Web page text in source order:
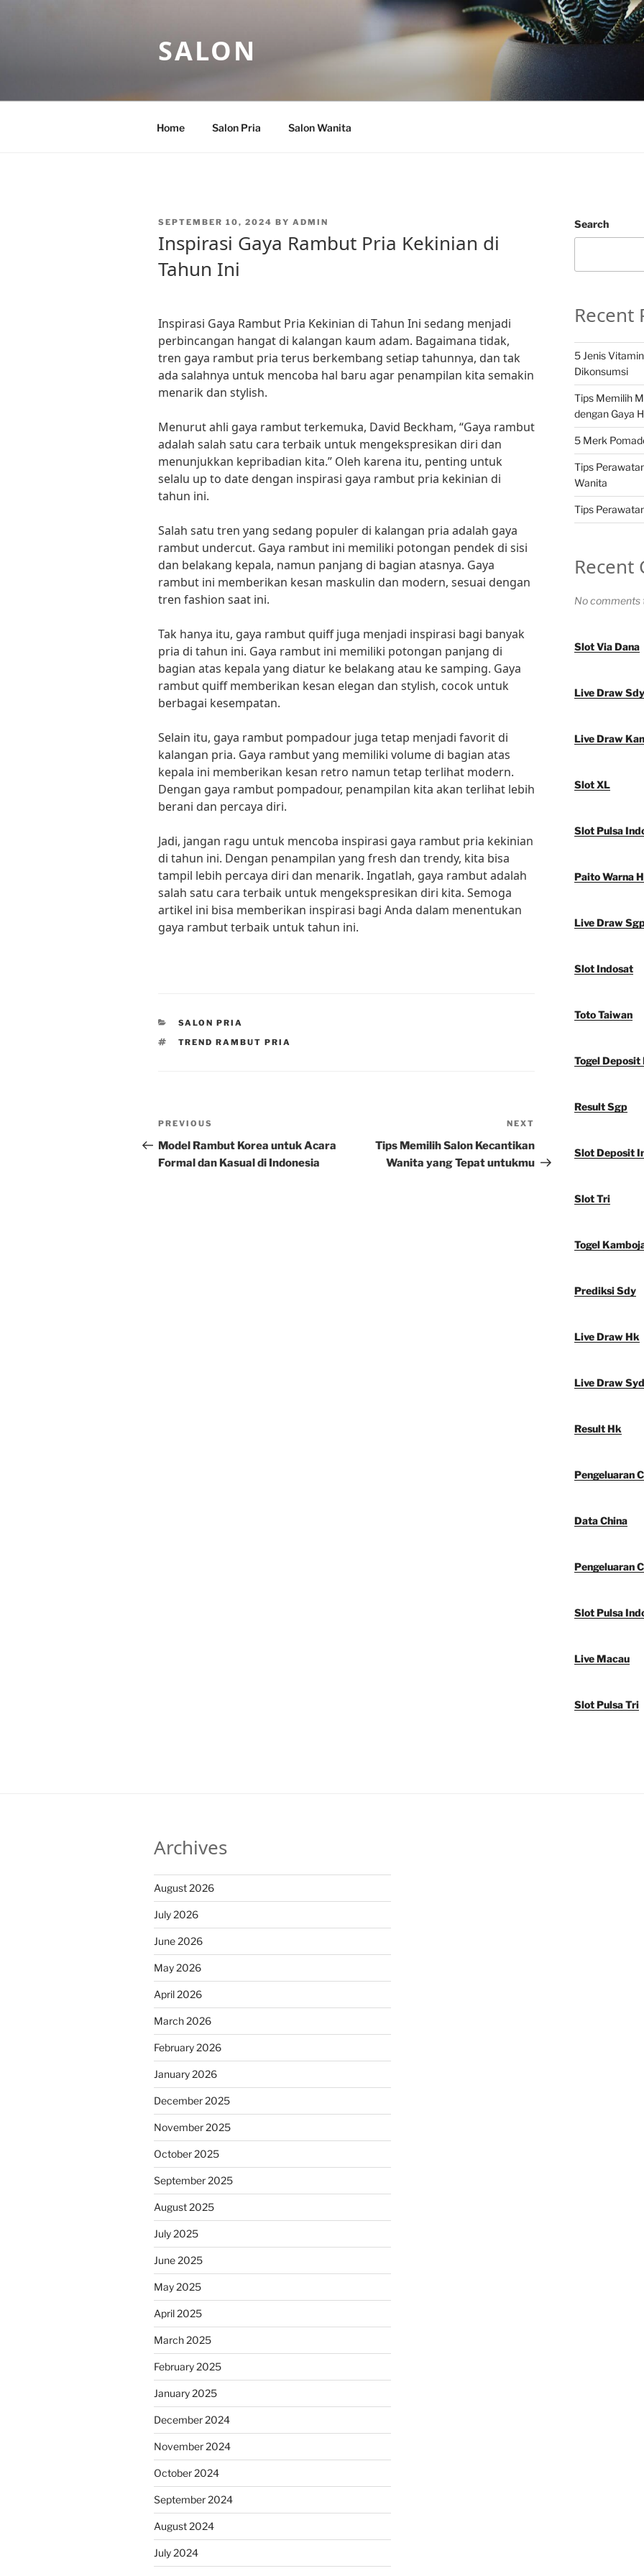
SALON
Home Salon Pria Salon Wanita
POSTED
SEPTEMBER 10, 2024 BY ADMIN
Inspirasi Gaya Rambut Pria Kekinian di
Tahun Ini
Inspirasi Gaya Rambut Pria Kekinian di Tahun Ini sedang menjadi
perbincangan hangat di kalangan kaum adam. Bagaimana tidak,
tren gaya rambut pria terus berkembang setiap tahunnya, dan tak
ada salahnya untuk mencoba hal baru agar penampilan kita semakin
menarik dan stylish.
Menurut ahli gaya rambut terkemuka, David Beckham, “Gaya rambut
adalah salah satu cara terbaik untuk mengekspresikan diri dan
menunjukkan kepribadian kita.” Oleh karena itu, penting untuk
selalu up to date dengan inspirasi gaya rambut pria kekinian di
tahun ini.
Salah satu tren yang sedang populer di kalangan pria adalah gaya
rambut undercut. Gaya rambut ini memiliki potongan pendek di sisi
dan belakang kepala, namun panjang di bagian atasnya. Gaya
rambut ini memberikan kesan maskulin dan modern, sesuai dengan
tren fashion saat ini.
Tak hanya itu, gaya rambut quiff juga menjadi inspirasi bagi banyak
pria di tahun ini. Gaya rambut ini memiliki potongan panjang di
bagian atas kepala yang diatur ke belakang atau ke samping. Gaya
rambut quiff memberikan kesan elegan dan stylish, cocok untuk
berbagai kesempatan.
Selain itu, gaya rambut pompadour juga tetap menjadi favorit di
kalangan pria. Gaya rambut yang memiliki volume di bagian atas
kepala ini memberikan kesan retro namun tetap terlihat modern.
Dengan gaya rambut pompadour, penampilan kita akan terlihat lebih
berani dan percaya diri.
Jadi, jangan ragu untuk mencoba inspirasi gaya rambut pria kekinian
di tahun ini. Dengan penampilan yang fresh dan trendy, kita bisa
tampil lebih percaya diri dan menarik. Ingatlah, gaya rambut adalah
salah satu cara terbaik untuk mengekspresikan diri kita. Semoga
artikel ini bisa memberikan inspirasi bagi Anda dalam menentukan
gaya rambut terbaik untuk tahun ini.
CATEGORIES
SALON PRIA
TAGS
TREND RAMBUT PRIA
Post
navigation
Previous
Post
PREVIOUS
Model Rambut Korea untuk Acara
Formal dan Kasual di Indonesia
Post
NEXT
Tips Memilih Salon Kecantikan
Wanita yang Tepat untukmu
Search
Recent
5 Jenis
Dikonsumsi
Tips Memilih
dengan Gaya
5 Merk
Tips
Wanita
Tips
Recent
No comments
Slot Via Dana
Live Draw Sdy
Live Draw
Slot XL
Slot Pulsa
Paito Warna
Live Draw
Slot Indosat
Toto Taiwan
Togel Deposit
Result Sgp
Slot Deposit
Slot Tri
Togel
Prediksi Sdy
Live Draw Hk
Live Draw
Result Hk
Pengeluaran
Data China
Pengeluaran
Slot Pulsa
Live Macau
Slot Pulsa Tri
Archives
August 2026
July 2026
June 2026
May 2026
April 2026
March 2026
February 2026
January 2026
December 2025
November 2025
October 2025
September 2025
August 2025
July 2025
June 2025
May 2025
April 2025
March 2025
February 2025
January 2025
December 2024
November 2024
October 2024
September 2024
August 2024
July 2024